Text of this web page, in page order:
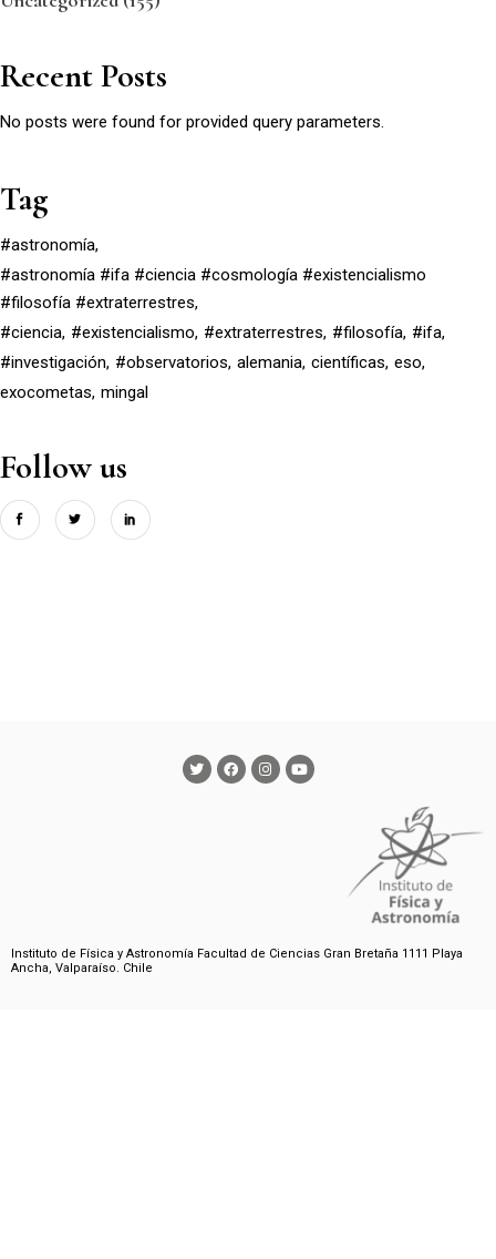
Recent Posts
No posts were found for provided query parameters.
Tag
#astronomía
#astronomía #ifa #ciencia #cosmología #existencialismo
#filosofía #extraterrestres
#ciencia #existencialismo #extraterrestres #filosofía #ifa
#investigación #observatorios alemania científicas eso
exocometas mingal
Follow us
Instituto de Física y Astronomía Facultad de Ciencias Gran Bretaña 1111 Playa
Ancha, Valparaíso. Chile